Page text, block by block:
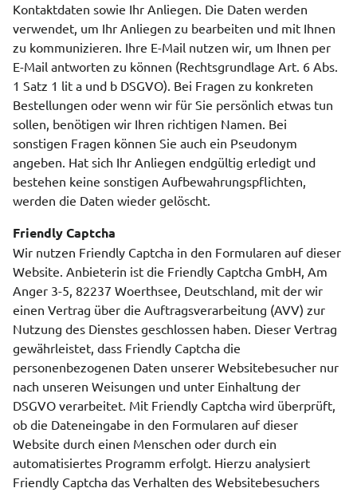
Kontaktdaten sowie Ihr Anliegen. Die Daten werden
verwendet, um Ihr Anliegen zu bearbeiten und mit Ihnen
zu kommunizieren. Ihre E-Mail nutzen wir, um Ihnen per
E-Mail antworten zu können (Rechtsgrundlage Art. 6 Abs.
1 Satz 1 lit a und b DSGVO). Bei Fragen zu konkreten
Bestellungen oder wenn wir für Sie persönlich etwas tun
sollen, benötigen wir Ihren richtigen Namen. Bei
sonstigen Fragen können Sie auch ein Pseudonym
angeben. Hat sich Ihr Anliegen endgültig erledigt und
bestehen keine sonstigen Aufbewahrungspflichten,
werden die Daten wieder gelöscht.
Friendly Captcha
Wir nutzen Friendly Captcha in den Formularen auf dieser
Website. Anbieterin ist die Friendly Captcha GmbH, Am
Anger 3-5, 82237 Woerthsee, Deutschland, mit der wir
einen Vertrag über die Auftragsverarbeitung (AVV) zur
Nutzung des Dienstes geschlossen haben. Dieser Vertrag
gewährleistet, dass Friendly Captcha die
personenbezogenen Daten unserer Websitebesucher nur
nach unseren Weisungen und unter Einhaltung der
DSGVO verarbeitet. Mit Friendly Captcha wird überprüft,
ob die Dateneingabe in den Formularen auf dieser
Website durch einen Menschen oder durch ein
automatisiertes Programm erfolgt. Hierzu analysiert
Friendly Captcha das Verhalten des Websitebesuchers